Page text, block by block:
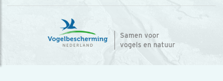
Samen voor
vogels en natuur